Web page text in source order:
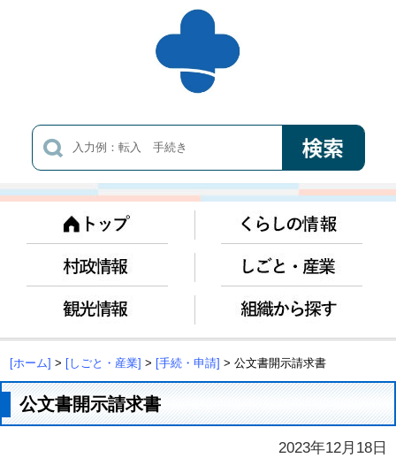
[ホーム] > [しごと・産業] > [手続・申請] > 公文書開示請求書
公文書開示請求書
2023年12月18日